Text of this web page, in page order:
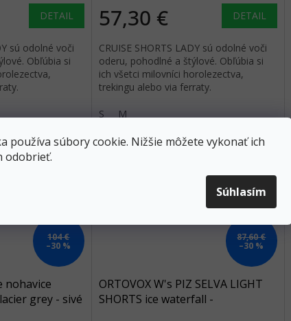
používa súbory cookie. Nižšie môžete vykonať ich
odobrieť.
Súhlasím
DETAIL
sú odolné voči
Obľúbia si
57,30 € DETAIL
CRUISE SHORTS LADY sú odolné voči
oderu, pohodlné a štýlové. Obľúbia si
ich všetci milovníci horolezectva,
trekingu alebo via ferraty.
S M
104 €
–30 %
nohavice
grey - sivé
Výpredaj
87,60 €
–30 %
ORTOVOX W's PIZ SELVA LIGHT
SHORTS ice waterfall -